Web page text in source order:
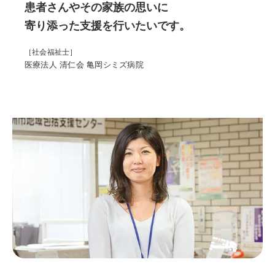
患者さんやその家族の思いに
寄り添った支援を行いたいです。
［社会福祉士］
医療法人 清仁会 亀岡シミズ病院